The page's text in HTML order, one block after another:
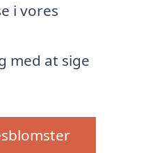
i vores
med at sige